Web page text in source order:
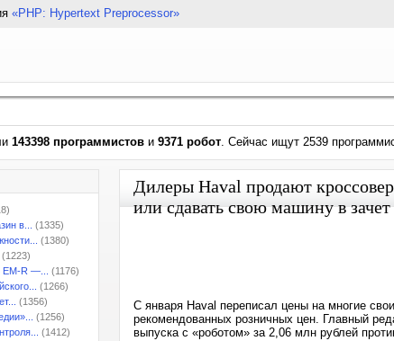
«PHP: Hypertext Preprocessor»
143398 программистов и 9371 робот. Сейчас ищут 2539
в...
(1335)
(1380)
(1223)
R —...
(1176)
(1266)
(1356)
(1256)
(1412)
Дилеры Haval продают
или сдавать свою машину в зачет
С января Haval переписал цены на многие
рекомендованных розничных цен. Главный
выпуска с «роботом» за 2,06 млн рублей